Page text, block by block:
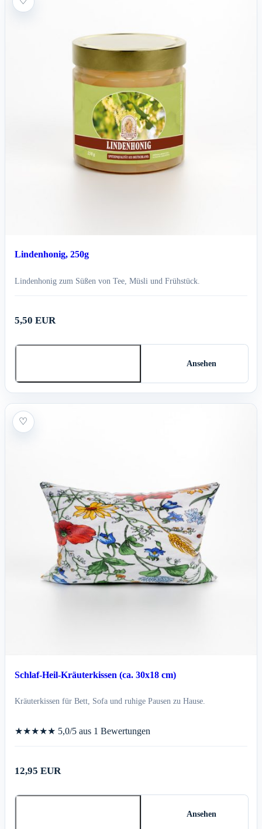
Lindenhonig, 250g
Lindenhonig zum Süßen von Tee, Müsli und Frühstück.
5,50 EUR
Ansehen
♡
Schlaf-Heil-Kräuterkissen (ca. 30x18 cm)
Kräuterkissen für Bett, Sofa und ruhige Pausen zu Hause.
★★★★★ 5,0/5 aus 1 Bewertungen
12,95 EUR
Ansehen